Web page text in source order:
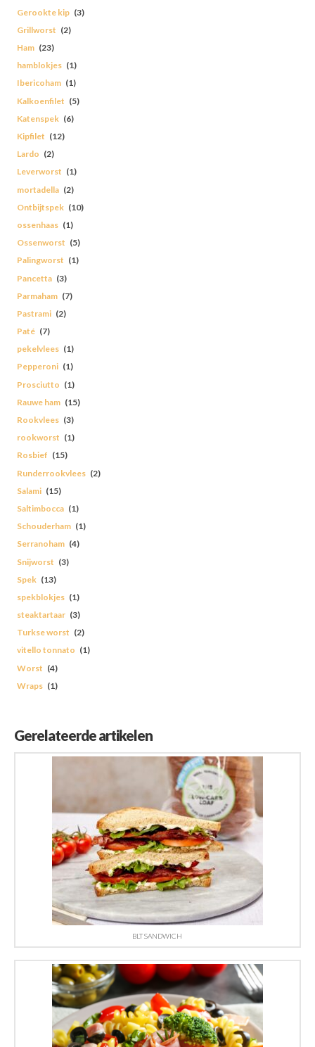
Gerookte kip (3)
Grillworst (2)
Ham (23)
hamblokjes (1)
Ibericoham (1)
Kalkoenfilet (5)
Katenspek (6)
Kipfilet (12)
Lardo (2)
Leverworst (1)
mortadella (2)
Ontbijtspek (10)
ossenhaas (1)
Ossenworst (5)
Palingworst (1)
Pancetta (3)
Parmaham (7)
Pastrami (2)
Paté (7)
pekelvlees (1)
Pepperoni (1)
Prosciutto (1)
Rauwe ham (15)
Rookvlees (3)
rookworst (1)
Rosbief (15)
Runderrookvlees (2)
Salami (15)
Saltimbocca (1)
Schouderham (1)
Serranoham (4)
Snijworst (3)
Spek (13)
spekblokjes (1)
steaktartaar (3)
Turkse worst (2)
vitello tonnato (1)
Worst (4)
Wraps (1)
Gerelateerde artikelen
BLT SANDWICH